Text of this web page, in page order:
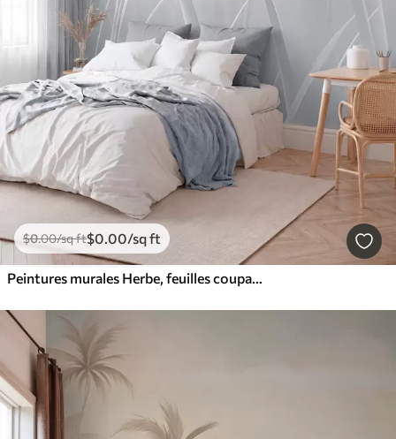
$0.00/sq ft$0.00/sq ft
Peintures murales Herbe, feuilles coupantes